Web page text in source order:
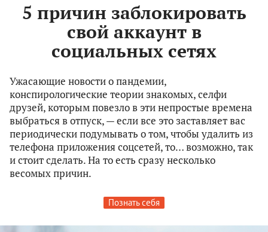
5 причин заблокировать
свой аккаунт в
социальных сетях
Ужасающие новости о пандемии,
конспирологические теории знакомых, селфи
друзей, которым повезло в эти непростые времена
выбраться в отпуск, — если все это заставляет вас
периодически подумывать о том, чтобы удалить из
телефона приложения соцсетей, то… возможно, так
и стоит сделать. На то есть сразу несколько
весомых причин.
Познать себя